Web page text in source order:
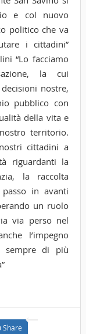
e col nuovo
politico che va
i cittadini”
“Lo facciamo
la cui
nostre,
pubblico con
della vita e
territorio.
cittadini a
riguardanti la
la raccolta
in avanti
un ruolo
via perso nel
l’impegno
sempre di più
Share